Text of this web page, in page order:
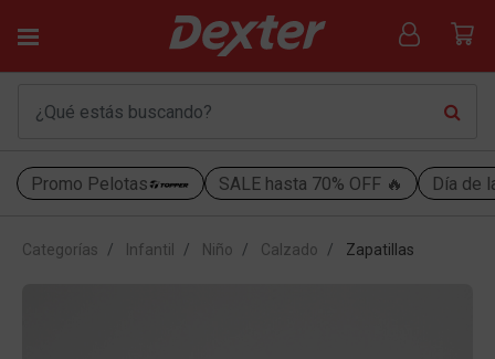
Promo Pelotas SALE hasta 70% OFF 🔥 Día de
Categorías Infantil Niño Calzado Zapatillas